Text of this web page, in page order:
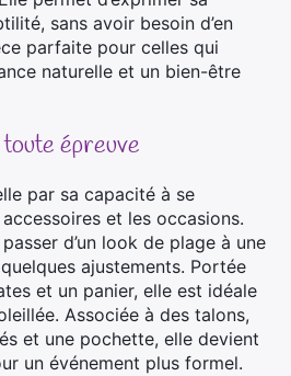
sans avoir besoin d’en
parfaite pour celles qui
naturelle et un bien-être
épreuve
par sa capacité à se
et les occasions.
d’un look de plage à une
ajustements. Portée
et un panier, elle est idéale
Associée à des talons,
et une pochette, elle devient
un événement plus formel.